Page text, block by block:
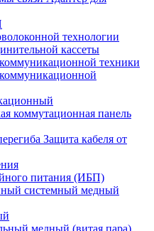
технологии
кассеты
техники
коммутационная панель
Защита кабеля от
питания (ИБП)
системный медный